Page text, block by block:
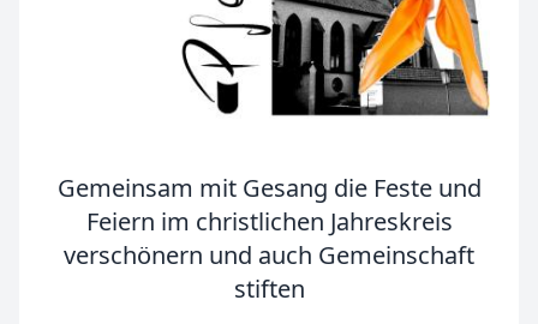
Gemeinsam mit Gesang die Feste und
Feiern im christlichen Jahreskreis
verschönern und auch Gemeinschaft
stiften